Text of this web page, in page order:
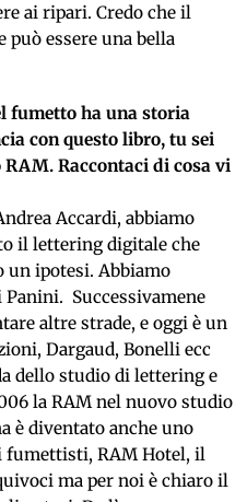
ai ripari. Credo che il
può essere una bella
fumetto ha una storia
con questo libro, tu sei
Raccontaci di cosa vi
Accardi, abbiamo
il lettering digitale che
un ipotesi. Abbiamo
Successivamene
altre strade, e oggi è un
Dargaud, Bonelli ecc
dello studio di lettering e
la RAM nel nuovo studio
è diventato anche uno
fumettisti, RAM Hotel, il
ma per noi è chiaro il